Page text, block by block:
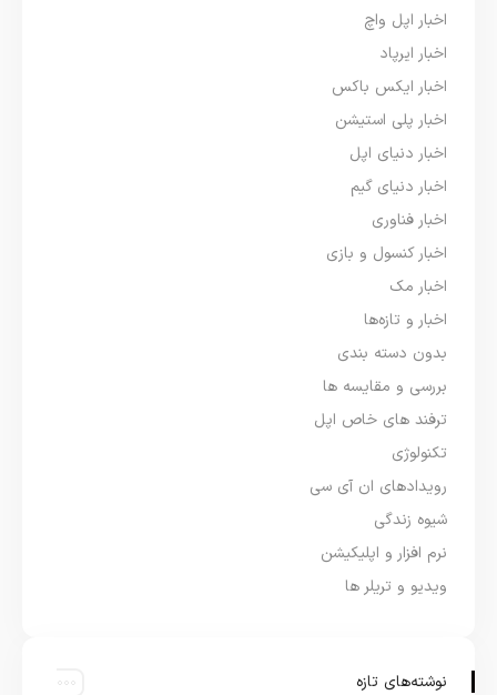
اخبار اپل واچ
اخبار ایرپاد
اخبار ایکس باکس
اخبار پلی استیشن
اخبار دنیای اپل
اخبار دنیای گیم
اخبار فناوری
اخبار کنسول و بازی
اخبار مک
اخبار و تازه‌ها
بدون دسته بندی
بررسی و مقایسه ها
ترفند های خاص اپل
تکنولوژی
رویدادهای ان آی سی
شیوه زندگی
نرم افزار و اپلیکیشن
ویدیو و تریلر ها
نوشته‌های تازه